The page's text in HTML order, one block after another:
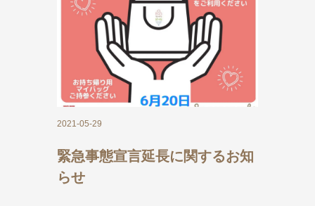
2021-05-29
緊急事態宣言延長に関するお知
らせ